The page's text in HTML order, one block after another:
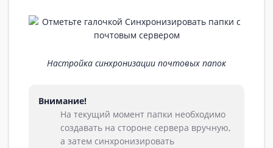
Настройка синхронизации почтовых папок
Внимание!
На текущий момент папки необходимо
создавать на стороне сервера вручную,
а затем синхронизировать